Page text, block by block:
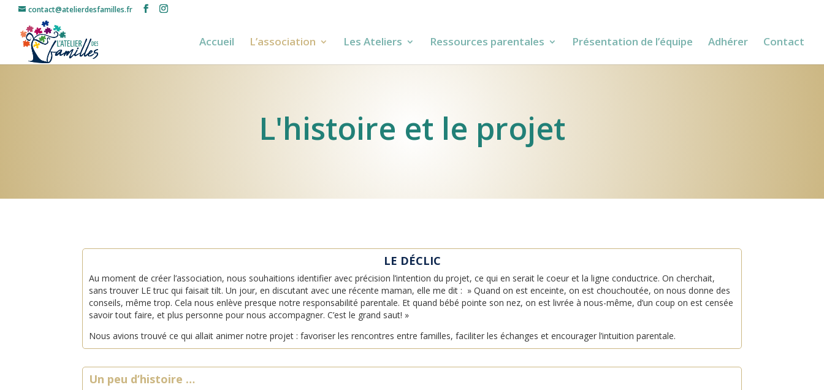
contact@atelierdesfamilles.fr
Accueil L’association Les Ateliers Ressources parentales Présentation de l’équipe Adhérer Contact
L'histoire et le projet
LE DÉCLIC
Au moment de créer l’association, nous souhaitions identifier avec précision l’intention du projet, ce qui en serait le coeur et la ligne conductrice. On cherchait,
sans trouver LE truc qui faisait tilt. Un jour, en discutant avec une récente maman, elle me dit : » Quand on est enceinte, on est chouchoutée, on nous donne des
conseils, même trop. Cela nous enlève presque notre responsabilité parentale. Et quand bébé pointe son nez, on est livrée à nous-même, d’un coup on est censée
savoir tout faire, et plus personne pour nous accompagner. C’est le grand saut! »
Nous avions trouvé ce qui allait animer notre projet : favoriser les rencontres entre familles, faciliter les échanges et encourager l’intuition parentale.
Un peu d’histoire …